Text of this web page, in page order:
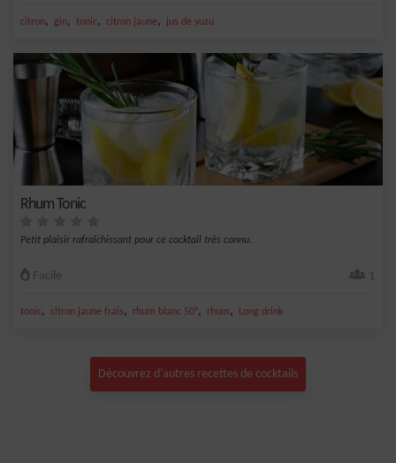
citron, gin, tonic, citron jaune, jus de yuzu
Rhum Tonic
Petit plaisir rafraîchissant pour ce cocktail très connu.
Facile 1
tonic, citron jaune frais, rhum blanc 50°, rhum, Long drink
Découvrez d'autres recettes de cocktails